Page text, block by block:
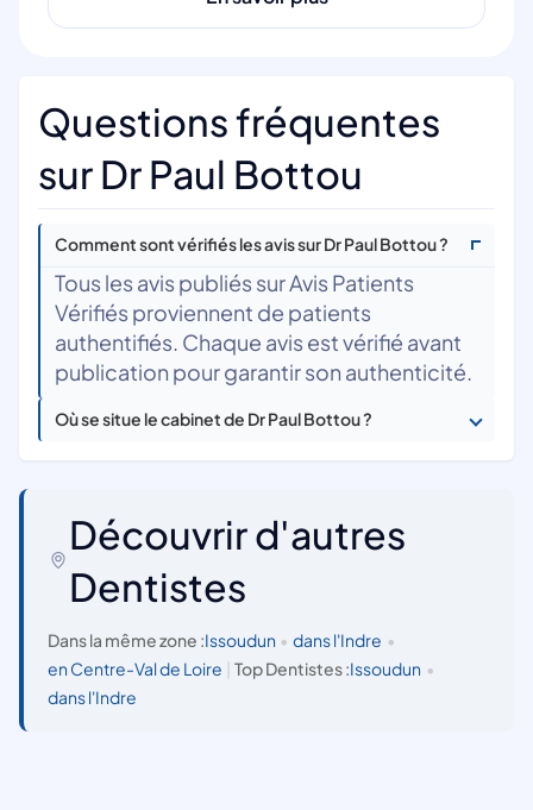
Questions fréquentes
sur Dr Paul Bottou
Comment sont vérifiés les avis sur Dr Paul Bottou ?
Tous les avis publiés sur Avis Patients
Vérifiés proviennent de patients
authentifiés. Chaque avis est vérifié avant
publication pour garantir son authenticité.
Où se situe le cabinet de Dr Paul Bottou ?
Découvrir d'autres
Dentistes
Dans la même zone :Issoudun • dans l'Indre •
en Centre-Val de Loire
Top Dentistes :Issoudun •
dans l'Indre